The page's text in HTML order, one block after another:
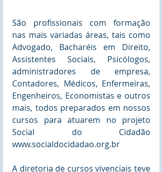
São profissionais com formação
nas mais variadas áreas, tais como
Advogado, Bacharéis em Direito,
Assistentes Sociais, Psicólogos,
administradores de empresa,
Contadores, Médicos, Enfermeiras,
Engenheiros, Economistas e outros
mais, todos preparados em nossos
cursos para atuarem no projeto
www.socialdocidadao.org.br
A diretoria de cursos vivenciais teve